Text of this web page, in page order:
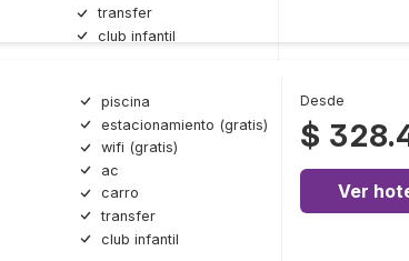
transfer
club infantil
piscina
estacionamiento (gratis)
wifi (gratis)
ac
carro
transfer
club infantil
Desde
$
Ver